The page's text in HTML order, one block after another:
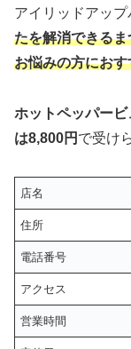
アイリッドアップ
たを解消できる
お悩みの方にお
ホットペッパー
は8,800円 で受け
店名
住所
電話番号
アクセス
営業時間